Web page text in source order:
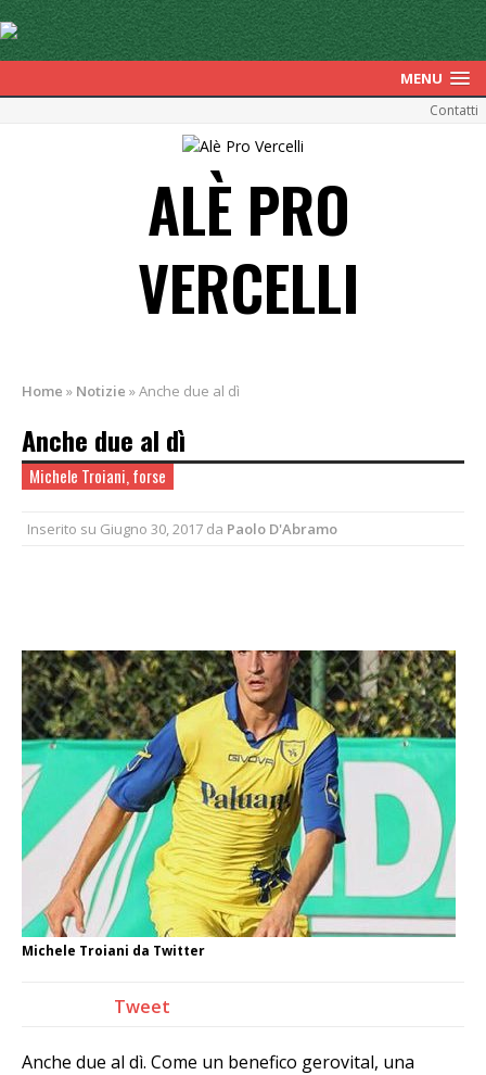
MENU
Contatti
ALÈ PRO
VERCELLI
Home » Notizie »Anche due al dì
Anche due al dì
Michele Troiani, forse
Inserito su Giugno 30, 2017 da Paolo D'Abramo
Michele Troiani da Twitter
Tweet
Anche due al dì. Come un benefico gerovital, una